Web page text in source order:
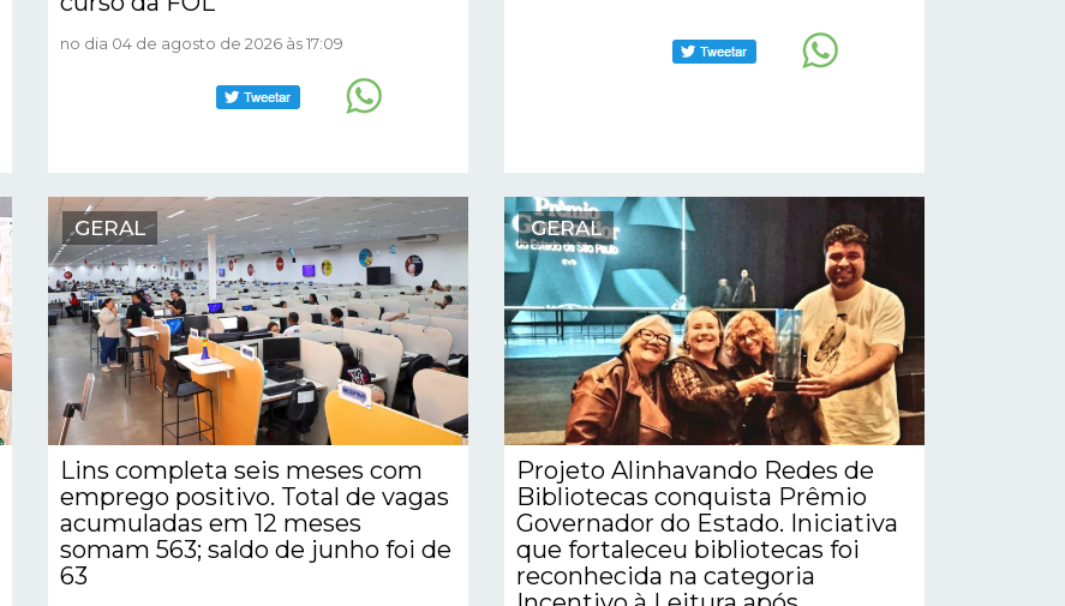
no dia 04 de agosto de 2026 às 17:09
GERAL
Lins completa seis meses com
emprego positivo. Total de vagas
acumuladas em 12 meses
somam 563; saldo de junho foi de
63
GERAL
Projeto Alinhavando Redes de
Bibliotecas conquista Prêmio
Governador do Estado. Iniciativa
que fortaleceu bibliotecas foi
reconhecida na categoria